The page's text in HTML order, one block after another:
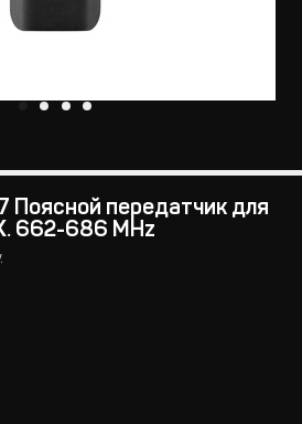
Поясной передатчик для
662-686 MHz